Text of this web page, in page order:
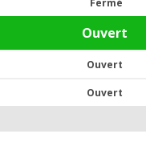
Fermé
Ouvert
Ouvert
Ouvert